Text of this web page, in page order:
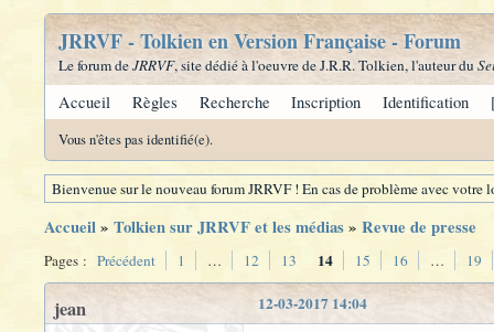
JRRVF - Tolkien en Version Française - Forum
Le forum deJRRVF, site dédié à l'oeuvre de J.R.R. Tolkien, l'auteur du
Accueil Règles Recherche Inscription Identification
Vous n'êtes pas identifié(e).
Bienvenue sur le nouveau forum JRRVF ! En cas de problème avec
Accueil» Tolkien sur JRRVF et les médias» Revue de presse
Pages : Précédent 1 … 12 13 14 15 16 … 19
12-03-2017 14:04
jean